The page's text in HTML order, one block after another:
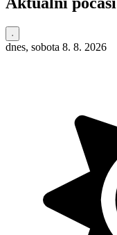
dnes, sobota 8. 8. 2026